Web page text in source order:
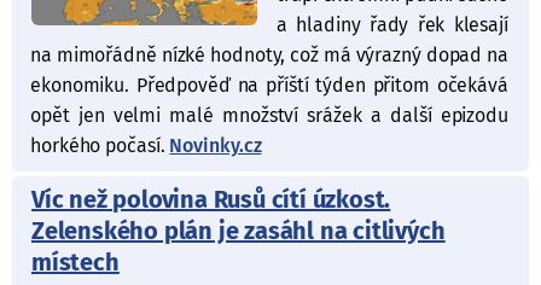
a hladiny řady řek klesají
na mimořádně nízké hodnoty, což má výrazný dopad na
ekonomiku. Předpověď na příští týden přitom očekává
opět jen velmi malé množství srážek a další epizodu
horkého počasí.Novinky.cz
Víc než polovina Rusů cítí úzkost.
Zelenského plán je zasáhl na citlivých
místech